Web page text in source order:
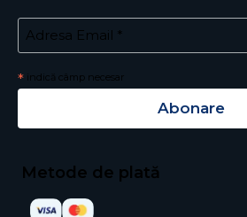
Email Address*
* indică câmp necesar
Metode de plată